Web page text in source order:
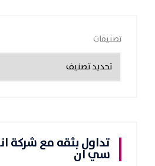
تصنيفات
تداول بثقه مع شركة
سي ان